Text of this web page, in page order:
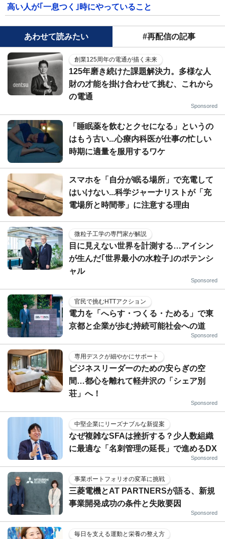
高い人が｢一息つく｣時にやっていること
あわせて読みたい #再配信の記事
創業125周年の電通が描く未来
125年磨き続けた課題解決力。多様な人
財の才能を掛け合わせて挑む、これから
の電通
Sponsored
「睡眠薬を飲むとクセになる」というの
はもう古い...心療内科医が仕事の忙しい
時期に適量を服用するワケ
スマホを「自分が眠る場所」で充電して
はいけない...科学ジャーナリストが「充
電場所と時間帯」に注意する理由
微粒子工学の専門家が解説
目に見えない世界を計測する…アイシン
が生んだ｢世界最小の水粒子｣のポテンシ
ャル
Sponsored
官民で挑むHTTアクション
電力を「へらす・つくる・ためる」で東
京都と企業が歩む持続可能社会への道
Sponsored
専用デスクが細やかにサポート
ビジネスリーダーのための安らぎの空
間…都心を離れて軽井沢の「シェア別
荘」へ！
Sponsored
中堅企業にリーズナブルな新提案
なぜ複雑なSFAは挫折する？少人数組織
に最適な「名刺管理の延長」で進めるDX
Sponsored
事業ポートフォリオの変革に挑戦
三菱電機とAT PARTNERSが語る、新規
事業開発成功の条件と失敗要因
Sponsored
毎日を支える運動と栄養の整え方